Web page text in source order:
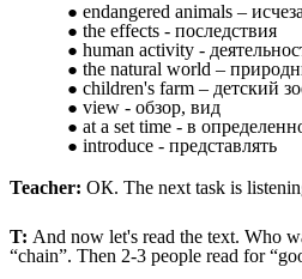
endangered animals –
the effects - последствия
human activity -
the natural world –
children's farm – детский
view - обзор, вид
at a set time - в
introduce - представлять
Teacher: ОК. The next task is
T: And now let's read the text. Who
“chain”. Then 2-3 people read for